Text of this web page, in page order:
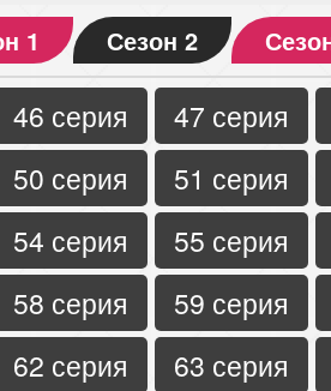
1 Сезон 2
46 серия
47 серия
50 серия
51 серия
54 серия
55 серия
58 серия
59 серия
62 серия
63 серия